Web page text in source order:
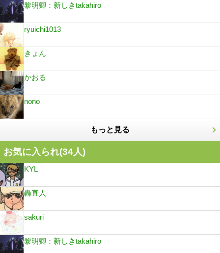
黎明卿：新しきtakahiro
ryuichi1013
きょん
かおる
nono
もっと見る
お気に入られ(34人)
KYL
轟直人
sakuri
黎明卿：新しきtakahiro